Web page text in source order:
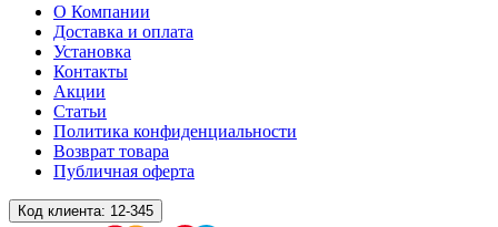
О Компании
Доставка и оплата
Установка
Контакты
Акции
Статьи
Политика конфиденциальности
Возврат товара
Публичная оферта
Код клиента: 12-345